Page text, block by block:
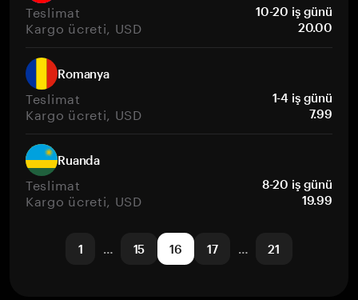
Teslimat 10-20 iş günü
Kargo ücreti, USD 20.00
Romanya
Teslimat 1-4 iş günü
Kargo ücreti, USD 7.99
Ruanda
Teslimat 8-20 iş günü
Kargo ücreti, USD 19.99
1 … 15 16 17 … 21